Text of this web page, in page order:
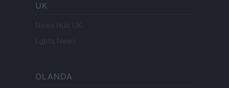
UK
News Hub UK
Lgbtq News
OLANDA